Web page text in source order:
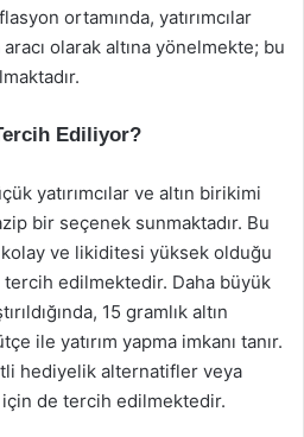
ortamında, yatırımcılar
olarak altına yönelmekte; bu
Ediliyor?
yatırımcılar ve altın birikimi
bir seçenek sunmaktadır. Bu
kolay ve likiditesi yüksek olduğu
edilmektedir. Daha büyük
15 gramlık altın
ile yatırım yapma imkanı tanır.
hediyelik alternatifler veya
için de tercih edilmektedir.